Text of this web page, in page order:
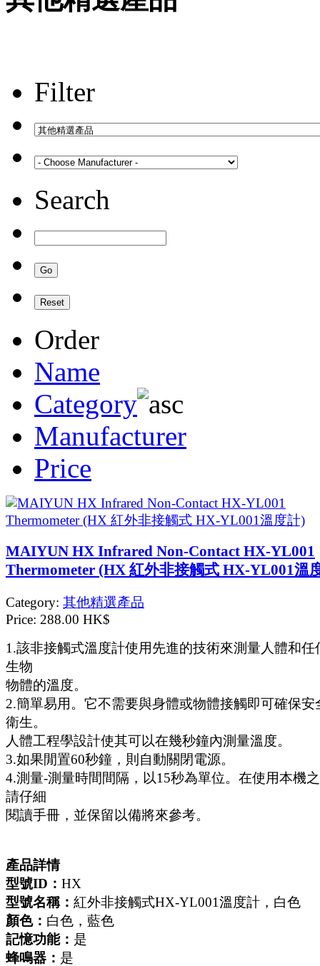
Filter
Search
Order
Name
Category
Manufacturer
Price
MAIYUN HX Infrared Non-Contact HX-YL001
Thermometer (HX 紅外非接觸式 HX-YL001溫
Category: 其他精選產品
Price: 288.00 HK$
1.該非接觸式溫度計使用先進的技術來測量人體和任
生物
物體的溫度。
2.簡單易用。它不需要與身體或物體接觸即可確保安
衛生。
人體工程學設計使其可以在幾秒鐘內測量溫度。
3.如果閒置60秒鐘，則自動關閉電源。
4.測量-測量時間間隔，以15秒為單位。在使用本機
請仔細
閱讀手冊，並保留以備將來參考。
產品詳情
型號ID： HX
型號名稱： 紅外非接觸式HX-YL001溫度計，白色
顏色： 白色，藍色
記憶功能： 是
蜂鳴器： 是